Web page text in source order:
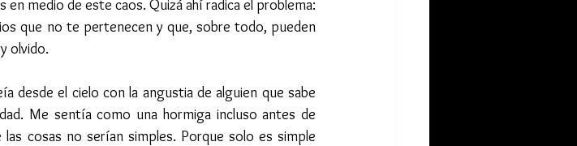
medio de este caos. Quizá ahí radica el problema:
que no te pertenecen y que, sobre todo, pueden
olvido.
desde el cielo con la angustia de alguien que sabe
Me sentía como una hormiga incluso antes de
cosas no serían simples. Porque solo es simple